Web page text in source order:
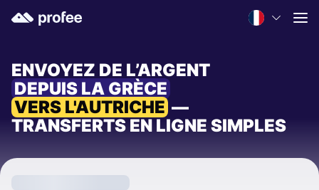
ENVOYEZ DE L’ARGENT
DEPUIS LA GRÈCE
VERS L'AUTRICHE —
TRANSFERTS EN LIGNE SIMPLES